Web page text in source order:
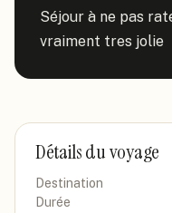
Séjour à ne pas
vraiment tres jolie
Détails du voyage
Destination
Durée